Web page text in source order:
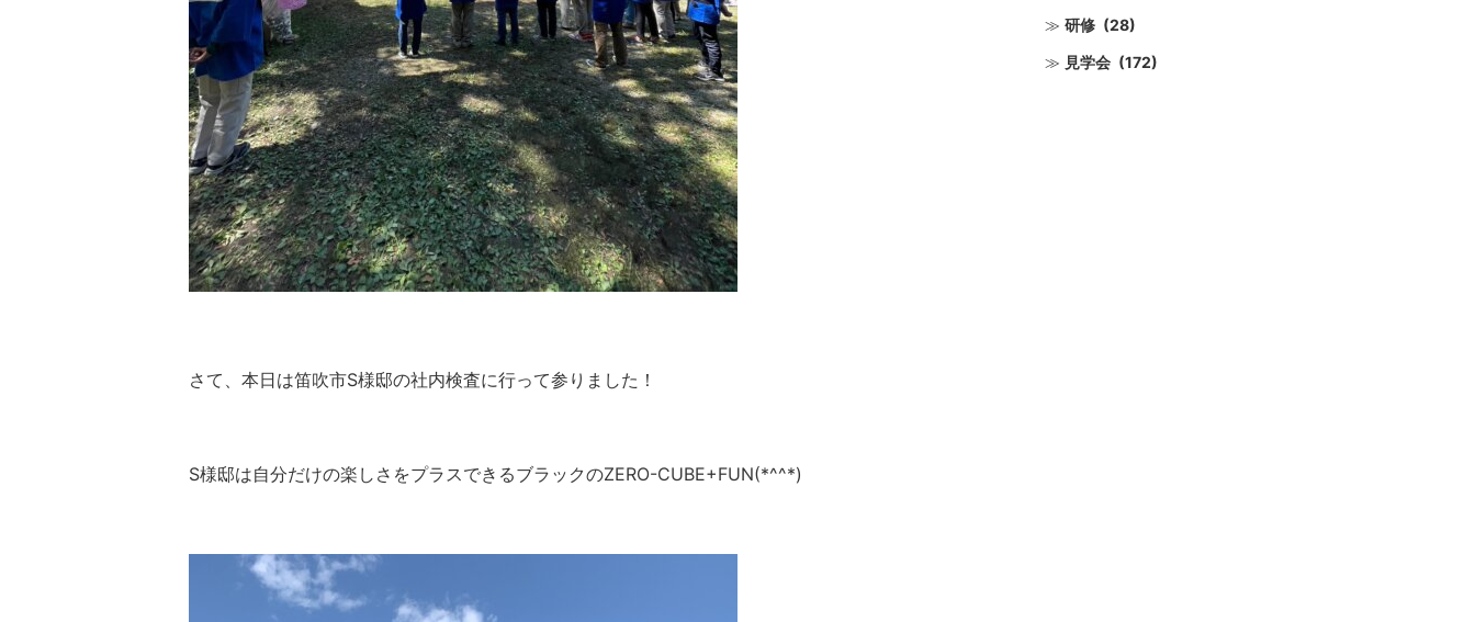
さて、本日は笛吹市S様邸の社内検査に行って参りました！
S様邸は自分だけの楽しさをプラスできるブラックのZERO-CUBE+FUN(*^^*)
研修 (28)
見学会 (172)